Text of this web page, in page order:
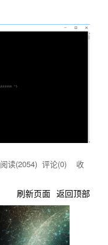
阅读(2054) 评论(0) 收
刷新页面 返回顶部